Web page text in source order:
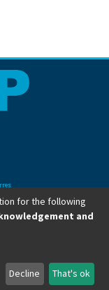
2024. All right reserved.
for the following
and
Decline That's ok